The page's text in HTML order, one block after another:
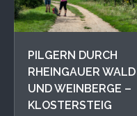
PIL GERN DURCH
RHEINGAUER WALD
UND WEINBERGE –
KLOSTERSTEIG